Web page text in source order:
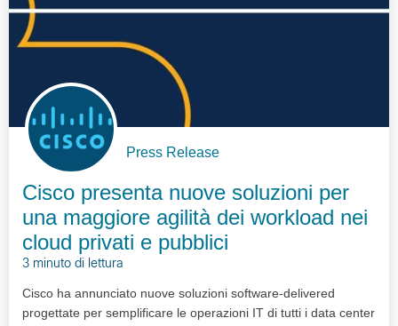
Press Release
Cisco presenta nuove soluzioni per
una maggiore agilità dei workload nei
cloud privati e pubblici
3 minuto di lettura
Cisco ha annunciato nuove soluzioni software-delivered
progettate per semplificare le operazioni IT di tutti i data center